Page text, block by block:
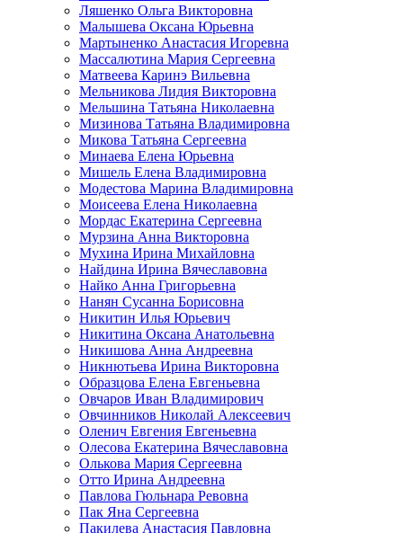
Ляшенко Ольга Викторовна
Малышева Оксана Юрьевна
Мартыненко Анастасия Игоревна
Массалютина Мария Сергеевна
Матвеева Каринэ Вильевна
Мельникова Лидия Викторовна
Мельшина Татьяна Николаевна
Мизинова Татьяна Владимировна
Микова Татьяна Сергеевна
Минаева Елена Юрьевна
Мишель Елена Владимировна
Модестова Марина Владимировна
Моисеева Елена Николаевна
Мордас Екатерина Сергеевна
Мурзина Анна Викторовна
Мухина Ирина Михайловна
Найдина Ирина Вячеславовна
Найко Анна Григорьевна
Нанян Сусанна Борисовна
Никитин Илья Юрьевич
Никитина Оксана Анатольевна
Никишова Анна Андреевна
Никнютьева Ирина Викторовна
Образцова Елена Евгеньевна
Овчаров Иван Владимирович
Овчинников Николай Алексеевич
Оленич Евгения Евгеньевна
Олесова Екатерина Вячеславовна
Олькова Мария Сергеевна
Отто Ирина Андреевна
Павлова Гюльнара Ревовна
Пак Яна Сергеевна
Пакилева Анастасия Павловна